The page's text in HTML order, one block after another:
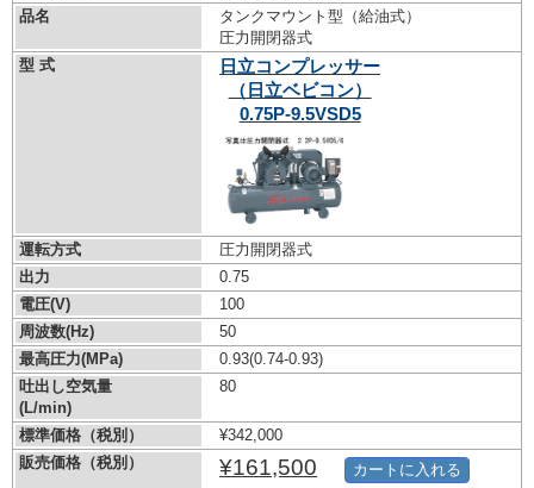
品名
タンクマウント型（給油式）
圧力開閉器式
型 式
日立コンプレッサー
（日立ベビコン）
0.75P-9.5VSD5
運転方式
圧力開閉器式
出力
0.75
電圧(V)
100
周波数(Hz)
50
最高圧力(MPa)
0.93(0.74-0.93)
吐出し空気量
(L/min)
80
標準価格（税別）
¥342,000
販売価格（税別）
¥161,500 カートに入れる